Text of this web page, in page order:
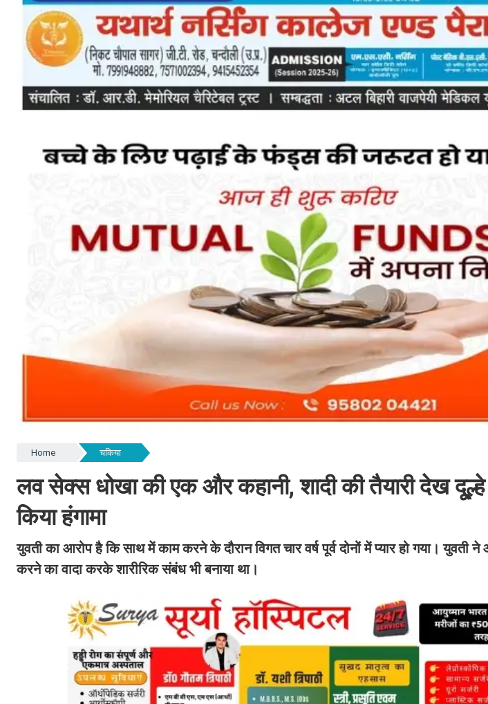
Home चकिया
लव सेक्स धोखा की एक और कहानी, शादी की तैयारी देख
किया हंगामा
युवती का आरोप है कि साथ में काम करने के दौरान विगत चार वर्ष पूर्व दोनों में प्यार हो गया। युवती
करने का वादा करके शारीरिक संबंध भी बनाया था।